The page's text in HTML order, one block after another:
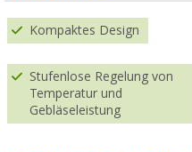
Kompaktes Design
Stufenlose Regelung von
Temperatur und
Gebläseleistung